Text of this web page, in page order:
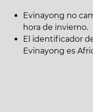
Evinayong no
hora de invierno.
El identificador
Evinayong es